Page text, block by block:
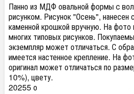
Панно из МДФ овальной формы c
рисунком.​ Рисунок "Осень", нанесен
каменной крошкой вручную. На фото
многих типовых рисунков.
экземпляр может отличаться. С
имеется настенное крепление. На
оригинал может отличаться по
10%), цвету.
20255 о